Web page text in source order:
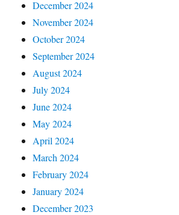
December 2024
November 2024
October 2024
September 2024
August 2024
July 2024
June 2024
May 2024
April 2024
March 2024
February 2024
January 2024
December 2023